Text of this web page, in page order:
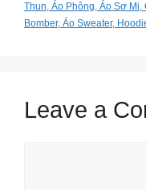
Thun, Áo Phông, Áo Sơ
Bomber, Áo Sweater,
Leave a